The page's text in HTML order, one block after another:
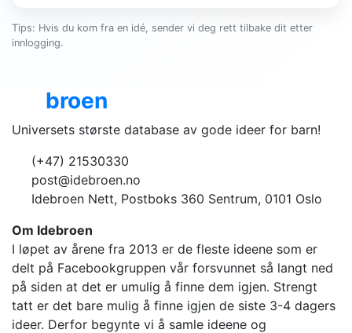
Tips: Hvis du kom fra en idé, sender vi deg rett tilbake dit etter
innlogging.
broen
Universets største database av gode ideer for barn!
(+47) 21530330
post@idebroen.no
Idebroen Nett, Postboks 360 Sentrum, 0101 Oslo
Om Idebroen
I løpet av årene fra 2013 er de fleste ideene som er
delt på Facebookgruppen vår forsvunnet så langt ned
på siden at det er umulig å finne dem igjen. Strengt
tatt er det bare mulig å finne igjen de siste 3-4 dagers
ideer. Derfor begynte vi å samle ideene og